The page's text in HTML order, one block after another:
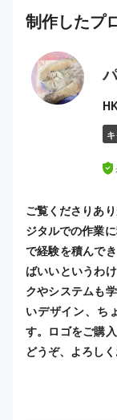
制作したプ
ご覧くださりあ
ジタルでの作業
で経験を積んで
ばいいというわ
クやシステムも
いデザイン、ち
す。ロゴをご購
どうぞ、よろしく